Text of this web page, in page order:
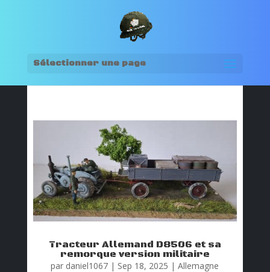
Sélectionner une page
Tracteur Allemand D8506 et sa
remorque version militaire
par daniel1067 | Sep 18, 2025 |Allemagne